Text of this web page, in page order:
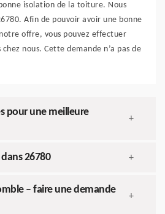
isolation de la toiture. Nous
Afin de pouvoir avoir une bonne
offre, vous pouvez effectuer
nous. Cette demande n’a pas de
pour une meilleure
+
26780 +
– faire une demande
+